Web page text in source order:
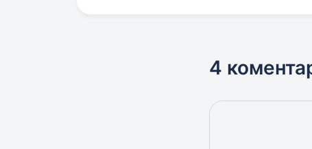
4